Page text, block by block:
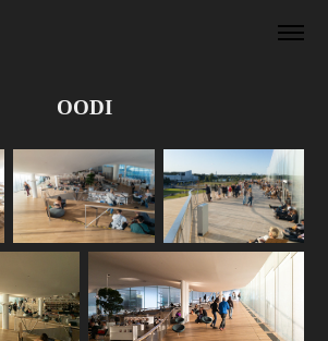
OODI